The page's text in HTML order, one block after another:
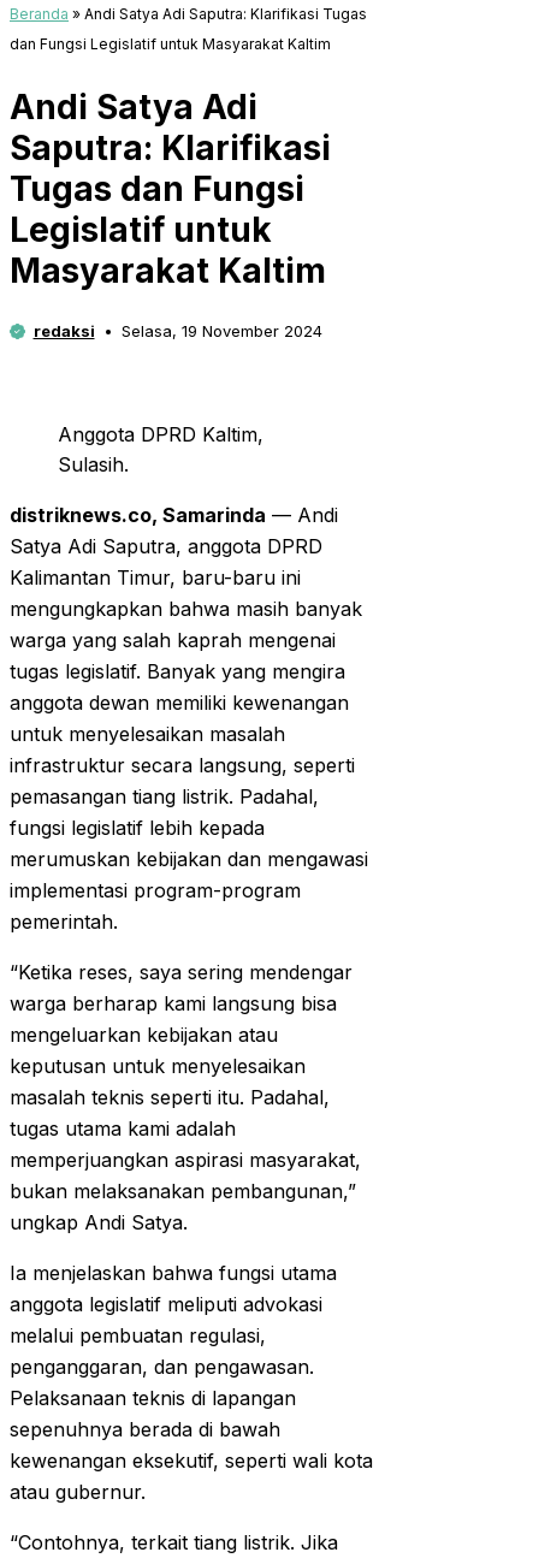
Beranda » Andi Satya Adi Saputra: Klarifikasi Tugas
dan Fungsi Legislatif untuk Masyarakat Kaltim
Andi Satya Adi
Saputra: Klarifikasi
Tugas dan Fungsi
Legislatif untuk
Masyarakat Kaltim
redaksi Selasa, 19 November 2024
Anggota DPRD Kaltim,
Sulasih.
distriknews.co, Samarinda — Andi
Satya Adi Saputra, anggota DPRD
Kalimantan Timur, baru-baru ini
mengungkapkan bahwa masih banyak
warga yang salah kaprah mengenai
tugas legislatif. Banyak yang mengira
anggota dewan memiliki kewenangan
untuk menyelesaikan masalah
infrastruktur secara langsung, seperti
pemasangan tiang listrik. Padahal,
fungsi legislatif lebih kepada
merumuskan kebijakan dan mengawasi
implementasi program-program
pemerintah.
“Ketika reses, saya sering mendengar
warga berharap kami langsung bisa
mengeluarkan kebijakan atau
keputusan untuk menyelesaikan
masalah teknis seperti itu. Padahal,
tugas utama kami adalah
memperjuangkan aspirasi masyarakat,
bukan melaksanakan pembangunan,”
ungkap Andi Satya.
Ia menjelaskan bahwa fungsi utama
anggota legislatif meliputi advokasi
melalui pembuatan regulasi,
penganggaran, dan pengawasan.
Pelaksanaan teknis di lapangan
sepenuhnya berada di bawah
kewenangan eksekutif, seperti wali kota
atau gubernur.
“Contohnya, terkait tiang listrik. Jika